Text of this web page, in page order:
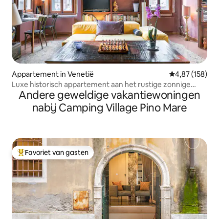
Appartement in Venetië Gemiddelde
4,87 (158)
Luxe historisch appartement aan het rustige zonnige
kanaal
Andere geweldige vakantiewoningen
nabij Camping Village Pino Mare
Topfavoriet van gasten
Favoriet van gasten